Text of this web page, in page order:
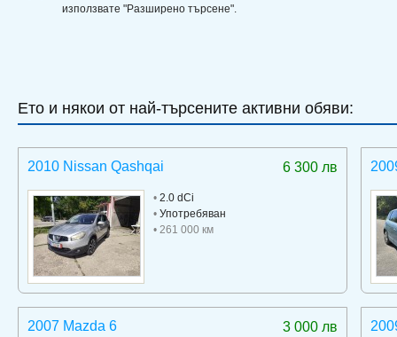
използвате "Разширено търсене".
Ето и някои от най-търсените активни обяви:
6 300 лв
2010 Nissan Qashqai
• 2.0 dCi
• Употребяван
• 261 000 км
3 000 лв
2007 Mazda 6